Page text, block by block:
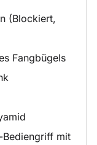
(Blockiert,
Fangbügels
mit